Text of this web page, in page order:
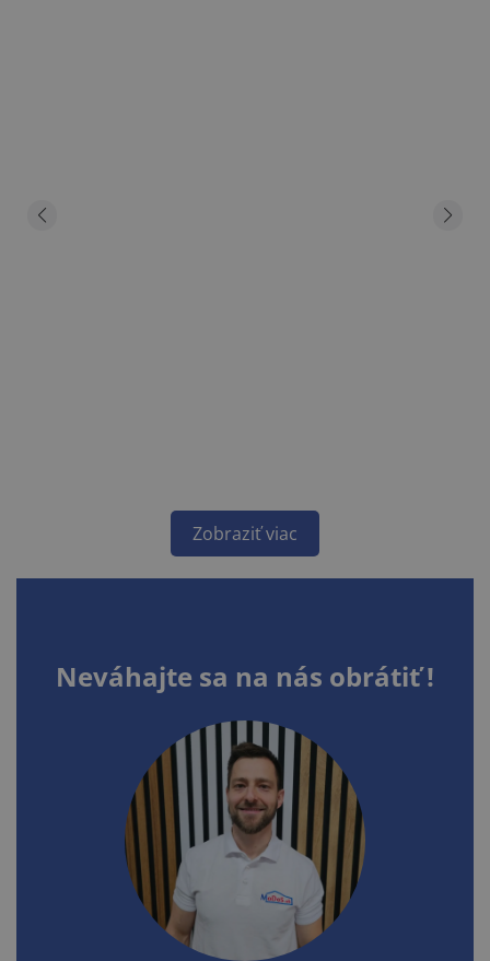
Zobraziť viac
Neváhajte sa na nás obrátiť !